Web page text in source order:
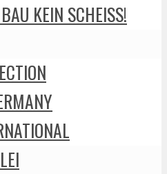
KEIN SCHEISS!